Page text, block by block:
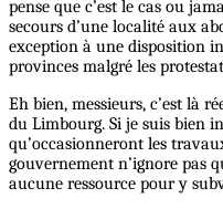
pense que c’est le cas ou
secours d’une localité aux
exception à une disposition
provinces malgré les
Eh bien, messieurs, c’est là
du Limbourg. Si je suis bien
qu’occasionneront les
gouvernement n’ignore pas
aucune ressource pour y